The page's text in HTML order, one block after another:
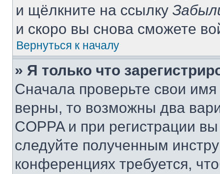
и щёлкните на ссылку
и скоро вы снова сможете
Вернуться к началу
» Я только что
Сначала проверьте свои
верны, то возможны два
COPPA и при регистрации
следуйте полученным
конференциях требуется,